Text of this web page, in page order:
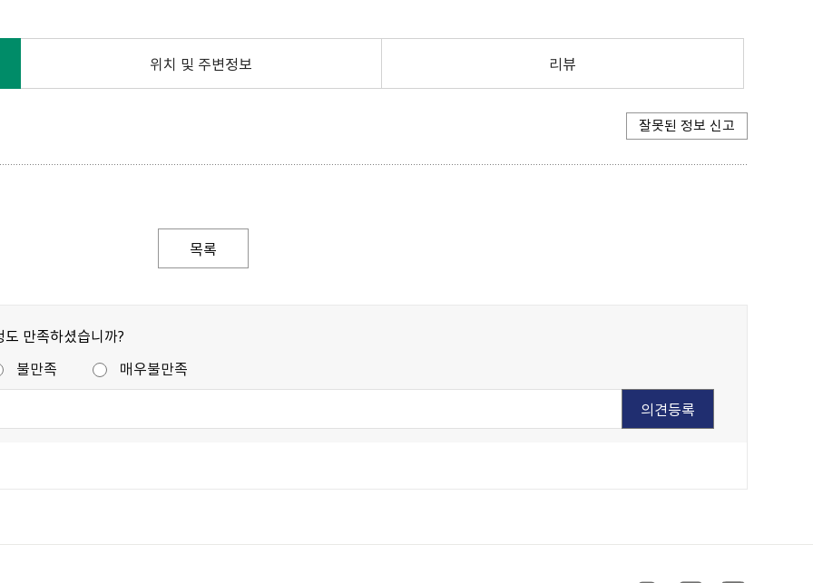
위치 및 주변정보 리뷰
잘못된 정보 신고
목록
만족하셨습니까?
불만족 매우불만족